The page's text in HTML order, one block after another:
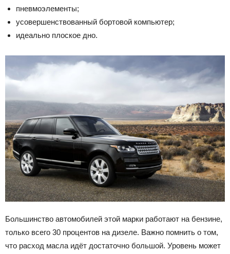
пневмоэлементы;
усовершенствованный бортовой компьютер;
идеально плоское дно.
Большинство автомобилей этой марки работают на бензине,
только всего 30 процентов на дизеле. Важно помнить о том,
что расход масла идёт достаточно большой. Уровень может